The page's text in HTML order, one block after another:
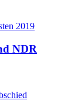
NDR